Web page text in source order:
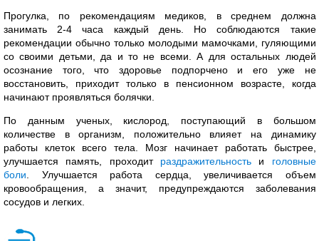
Прогулка, по рекомендациям медиков, в среднем должна
занимать 2-4 часа каждый день. Но соблюдаются такие
рекомендации обычно только молодыми мамочками, гуляющими
со своими детьми, да и то не всеми. А для остальных людей
осознание того, что здоровье подпорчено и его уже не
восстановить, приходит только в пенсионном возрасте, когда
начинают проявляться болячки.
По данным ученых, кислород, поступающий в большом
количестве в организм, положительно влияет на динамику
работы клеток всего тела. Мозг начинает работать быстрее,
улучшается память, проходит раздражительностьи головные
боли . Улучшается работа сердца, увеличивается объем
кровообращения, а значит, предупреждаются заболевания
сосудов и легких.